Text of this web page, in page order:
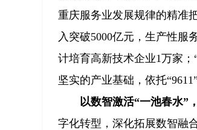
重庆服务业发展规律的精准
入突破5000亿元，生产性服
计培育高新技术企业1万家
坚实的产业基础，依托
以数智激活“一池春水”
字化转型，深化拓展数智融